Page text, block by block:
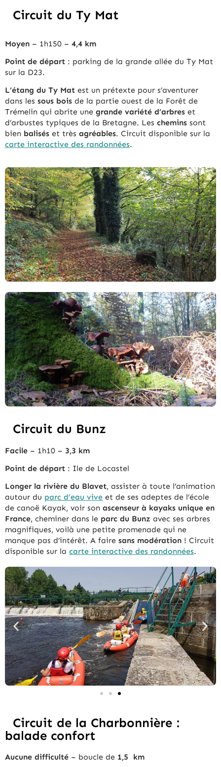
Circuit du Ty Mat
Moyen – 1h150 – 4,4 km
Point de départ : parking de la grande allée du Ty Mat
sur la D23.
L’étang du Ty Mat est un prétexte pour s’aventurer
dans les sous bois de la partie ouest de la Forêt de
Trémelin qui abrite une grande variété d’arbres et
d’arbustes typiques de la Bretagne. Les chemins sont
bien balisés et très agréables. Circuit disponible sur la
carte interactive des randonnées.
Circuit du Bunz
Facile – 1h10 – 3,3 km
Point de départ : Ile de Locastel
Longer la rivière du Blavet, assister à toute l’animation
autour du parc d’eau vive et de ses adeptes de l’école
de canoë Kayak, voir son ascenseur à kayaks unique en
France, cheminer dans le parc du Bunz avec ses arbres
magnifiques, voilà une petite promenade qui ne
manque pas d’intérêt. A faire sans modération ! Circuit
disponible sur la carte interactive des randonnées.
Circuit de la Charbonnière :
balade confort
Aucune difficulté – boucle de 1,5 km